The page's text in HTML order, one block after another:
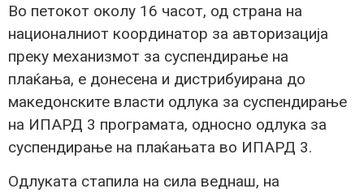
Во петокот околу 16 часот, од страна на
националниот координатор за авторизација
преку механизмот за суспендирање на
плаќања, е донесена и дистрибуирана до
македонските власти одлука за суспендирање
на ИПАРД 3 програмата, односно одлука за
суспендирање на плаќањата во ИПАРД 3.
Одлуката стапила на сила веднаш, на